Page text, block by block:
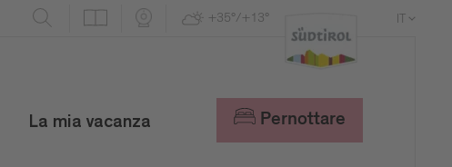
+35°/+13° IT
La mia vacanza Pernottare